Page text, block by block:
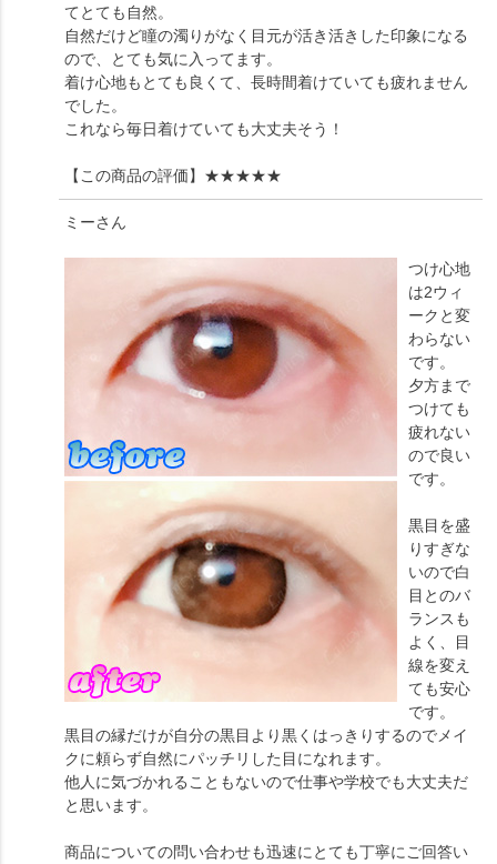
てとても自然。
自然だけど瞳の濁りがなく目元が活き活きした印象になる
ので、とても気に入ってます。
着け心地もとても良くて、長時間着けていても疲れません
でした。
これなら毎日着けていても大丈夫そう！
【この商品の評価】 ★★★★★
ミーさん
つけ心地
は2ウィ
ークと変
わらない
です。
夕方まで
つけても
疲れない
ので良い
です。
黒目を盛
りすぎな
いので白
目とのバ
ランスも
よく、目
線を変え
ても安心
です。
黒目の縁だけが自分の黒目より黒くはっきりするのでメイ
クに頼らず自然にパッチリした目になれます。
他人に気づかれることもないので仕事や学校でも大丈夫だ
と思います。
商品についての問い合わせも迅速にとても丁寧にご回答い